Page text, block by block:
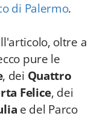
di Palermo.
oltre a
pure le
, dei Quattro
Felice, dei
e del Parco